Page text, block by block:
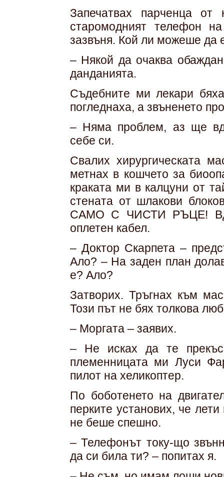
Запечатвах парченца
старомодният телефон
зазвъня. Кой ли можеше да
– Някой да очаква
данданията.
Съдебните ми лекари
погледнаха, а звъненето
– Няма проблем, аз ще
себе си.
Свалих хирургическата
метнах в кошчето за
краката ми в калцуни от
стената от шлакови
САМО С ЧИСТИ РЪЦЕ!
оплетен кабел.
– Доктор Скарпета –
Ало? – На заден план
е? Ало?
Затворих. Тръгнах към
Този път не бях толкова
– Моргата – заявих.
– Не исках да те
племенницата ми Луси
пилот на хеликоптер.
По боботенето на
перките установих, че
не беше спешно.
– Телефонът току-що
да си била ти? – попитах я.